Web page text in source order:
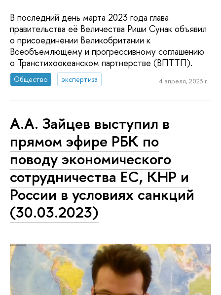
В последний день марта 2023 года глава
правительства её Величества Риши Сунак объявил
о присоединении Великобритании к
Всеобъемлющему и прогрессивному соглашению
о Транстихоокеанском партнерстве (ВПТТП).
Общество экспертиза 4 апреля, 2023 г.
А.А. Зайцев выступил в
прямом эфире РБК по
поводу экономического
сотрудничества ЕС, КНР и
России в условиях санкций
(30.03.2023)